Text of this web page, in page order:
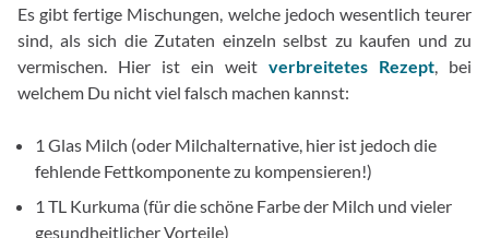
Es gibt fertige Mischungen, welche jedoch wesentlich teurer
sind, als sich die Zutaten einzeln selbst zu kaufen und zu
vermischen. Hier ist ein weit verbreitetes Rezept, bei
welchem Du nicht viel falsch machen kannst:
1 Glas Milch (oder Milchalternative, hier ist jedoch die
fehlende Fettkomponente zu kompensieren!)
1 TL Kurkuma (für die schöne Farbe der Milch und vieler
gesundheitlicher Vorteile)